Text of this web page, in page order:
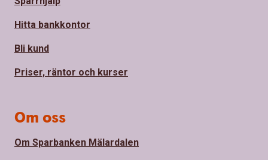
Hitta bankkontor
Bli kund
Priser, räntor och kurser
Om oss
Om Sparbanken Mälardalen